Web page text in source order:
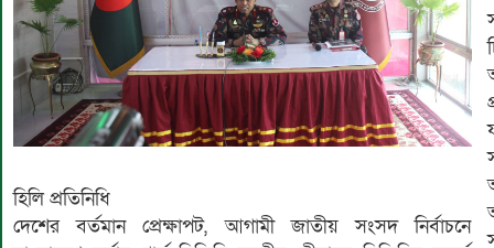
হিলি প্রতিনিধি
দেশের বর্তমান প্রেক্ষাপট, আগামী জাতীয় সংসদ নির্বাচনে